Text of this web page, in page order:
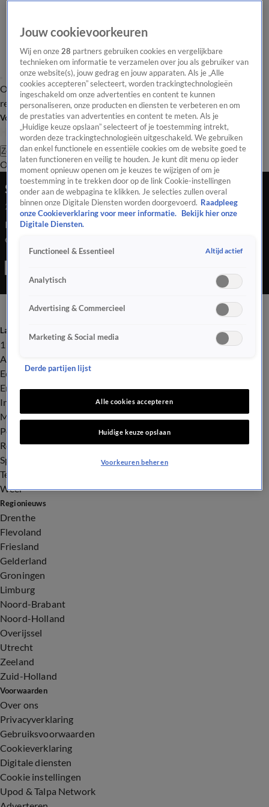
Overzicht Laatste nieuws Regionieuws Het beste van Hart
Tip de
redactie
Volg Hart van Nederland
Zoeken
OverzichtRegioUitzendingenWeerTip de redactiePanelVideo's
Spelende kinderen vinden lijk in Brabants bos
24 mei 2026, 12:49
Kinderen vonden tijdens een bosspel in Rijen een lichaam in
een natuurgebied. Volgens de politie is geen sprake van een
misdrijf.
Laatste nieuws
112
Advies & Tips
Economie
Entertainment
Infrastructuur
Milieu en Gezondheid
Politiek
Royalty
Sport
Tech
Weer
Regionieuws
Drenthe
Flevoland
Friesland
Gelderland
Groningen
Limburg
Noord-Brabant
Noord-Holland
Overijssel
Utrecht
Zeeland
Zuid-Holland
Voorwaarden
Over ons
Privacyverklaring
Gebruiksvoorwaarden
Cookieverklaring
Digitale diensten
Cookie instellingen
Upod & Talpa Network
Jouw cookievoorkeuren
Wij en onze28 partners gebruiken cookies en vergelijkbare
technieken om informatie te verzamelen over jou als gebruiker van
onze website(s), jouw gedrag en jouw apparaten. Als je „Alle
cookies accepteren” selecteert, worden trackingtechnologieën
ingeschakeld om onze advertenties en content te kunnen
personaliseren, onze producten en diensten te verbeteren en om
de prestaties van advertenties en content te meten. Als je
„Huidige keuze opslaan” selecteert of je toestemming intrekt,
worden deze trackingtechnologieën uitgeschakeld. We gebruiken
dan enkel functionele en essentiële cookies om de website goed te
laten functioneren en veilig te houden. Je kunt dit menu op ieder
moment opnieuw openen om je keuzes te wijzigen of om je
toestemming in te trekken door op de link Cookie-instellingen
onder aan de webpagina te klikken. Je selecties zullen overal
binnen onze Digitale Diensten worden doorgevoerd. Raadpleeg
onze Cookieverklaring voor meer informatie.
Bekijk hier onze
Digitale Diensten.
Functioneel & Essentieel Altijd actief
Analytisch
Advertising & Commercieel
Marketing & Social media
Derde partijen lijst
Alle cookies accepteren
Huidige keuze opslaan
Voorkeuren beheren